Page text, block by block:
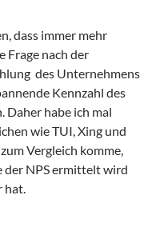
dass immer mehr
Frage nach der
des Unternehmens
Kennzahl des
Daher habe ich mal
wie TUI, Xing und
Vergleich komme,
der NPS ermittelt wird
hat.